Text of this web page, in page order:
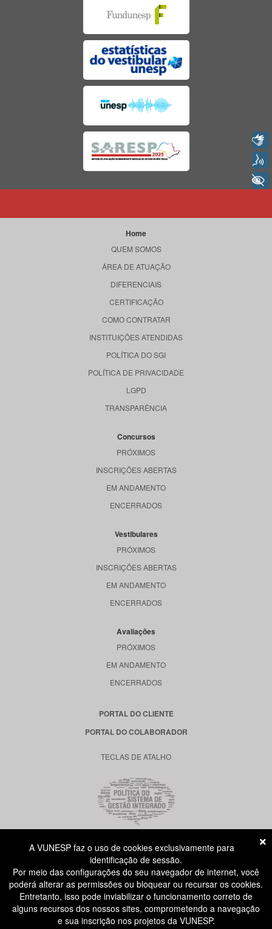
Home
QUEM SOMOS
ÁREA DE ATUAÇÃO
DIFERENCIAIS
CERTIFICAÇÃO
COMO CONTRATAR
INSTITUIÇÕES ATENDIDAS
POLÍTICA DO SGI
POLÍTICA DE PRIVACIDADE
LGPD
TRANSPARÊNCIA
Concursos
PRÓXIMOS
INSCRIÇÕES ABERTAS
EM ANDAMENTO
ENCERRADOS
Vestibulares
PRÓXIMOS
INSCRIÇÕES ABERTAS
EM ANDAMENTO
ENCERRADOS
Avaliações
PRÓXIMOS
EM ANDAMENTO
ENCERRADOS
PORTAL DO CLIENTE
PORTAL DO COLABORADOR
TECLAS DE ATALHO
RUA DONA GERMAINE BURCHARD, 515
ÁGUA BRANCA - SÃO PAULO SP
CEP: 05002-062
ATENDIMENTO AO CANDIDATO
A VUNESP faz o uso de cookies exclusivamente para
identificação de sessão.
Por meio das configurações do seu navegador de internet, você
poderá alterar as permissões ou bloquear ou recursar os cookies.
Entretanto, isso pode inviabilizar o funcionamento correto de
alguns recursos dos nossos sites, comprometendo a navegação
e sua inscrição nos projetos da VUNESP.